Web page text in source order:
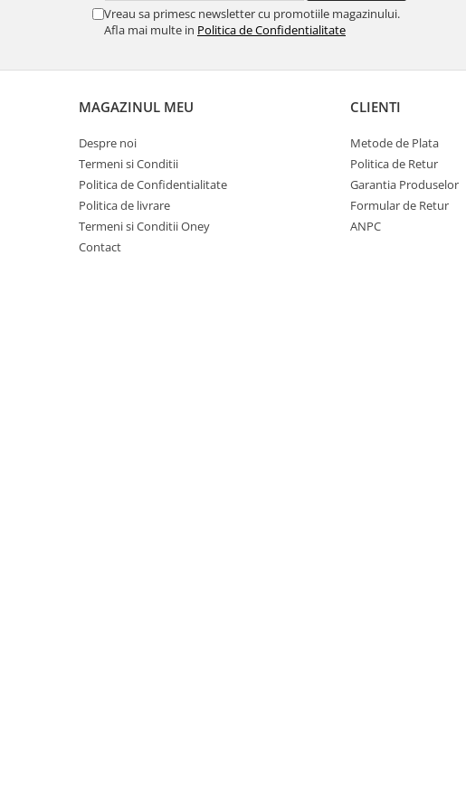
Produse Intretinere si Detailing
Lubrifianti si Spray-uri de Curatare
Curatare si Detailing Interior
Vopsitorie, Chituri si Adezivi
Articole Auto Sezoniere
Produse de Iarna
Cabluri Pornire
Produse de Vara
Vreau sa primesc newsletter cu promotiile magazinului.
Afla mai multe in Politica de Confidentialitate
MAGAZINUL MEU
Despre noi
Termeni si Conditii
Politica de Confidentialitate
Politica de livrare
Termeni si Conditii Oney
Contact
CLIENTI
Metode de Plata
Politica de Retur
Garantia Produselor
Formular de Retur
ANPC